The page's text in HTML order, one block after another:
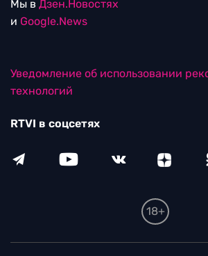
Мы в Дзен.Новостях
и Google.News
Уведомление об использовании
технологий
RTVI в соцсетях
18+